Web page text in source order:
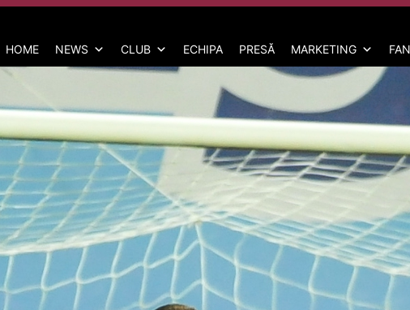
HOME NEWS CLUB ECHIPA PRESĂ MARKETING